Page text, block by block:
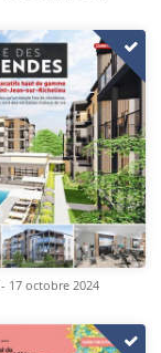
- 17 octobre 2024